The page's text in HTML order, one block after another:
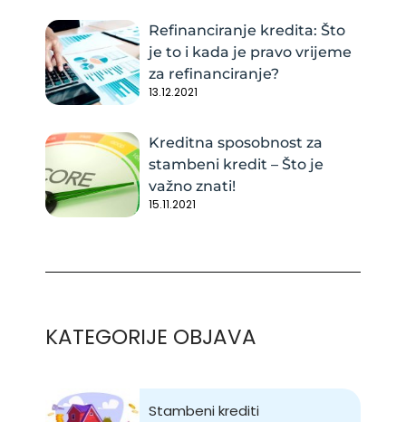
Refinanciranje kredita: Što
je to i kada je pravo vrijeme
za refinanciranje?
13.12.2021
Kreditna sposobnost za
stambeni kredit – Što je
važno znati!
15.11.2021
KATEGORIJE OBJAVA
Stambeni krediti